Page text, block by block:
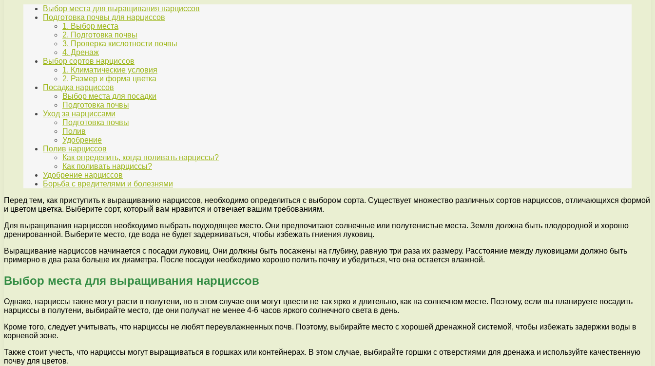
Выбор места для выращивания нарциссов
Подготовка почвы для нарциссов
1. Выбор места
2. Подготовка почвы
3. Проверка кислотности почвы
4. Дренаж
Выбор сортов нарциссов
1. Климатические условия
2. Размер и форма цветка
Посадка нарциссов
Выбор места для посадки
Подготовка почвы
Уход за нарциссами
Подготовка почвы
Полив
Удобрение
Полив нарциссов
Как определить, когда поливать нарциссы?
Как поливать нарциссы?
Удобрение нарциссов
Борьба с вредителями и болезнями
Перед тем, как приступить к выращиванию нарциссов, необходимо определиться с выбором сорта. Существует множество различных сортов нарциссов, отличающихся формой
и цветом цветка. Выберите сорт, который вам нравится и отвечает вашим требованиям.
Для выращивания нарциссов необходимо выбрать подходящее место. Они предпочитают солнечные или полутенистые места. Земля должна быть плодородной и хорошо
дренированной. Выберите место, где вода не будет задерживаться, чтобы избежать гниения луковиц.
Выращивание нарциссов начинается с посадки луковиц. Они должны быть посажены на глубину, равную три раза их размеру. Расстояние между луковицами должно быть
примерно в два раза больше их диаметра. После посадки необходимо хорошо полить почву и убедиться, что она остается влажной.
Выбор места для выращивания нарциссов
Однако, нарциссы также могут расти в полутени, но в этом случае они могут цвести не так ярко и длительно, как на солнечном месте. Поэтому, если вы планируете посадить
нарциссы в полутени, выбирайте место, где они получат не менее 4-6 часов яркого солнечного света в день.
Кроме того, следует учитывать, что нарциссы не любят переувлажненных почв. Поэтому, выбирайте место с хорошей дренажной системой, чтобы избежать задержки воды в
корневой зоне.
Также стоит учесть, что нарциссы могут выращиваться в горшках или контейнерах. В этом случае, выбирайте горшки с отверстиями для дренажа и используйте качественную
почву для цветов.